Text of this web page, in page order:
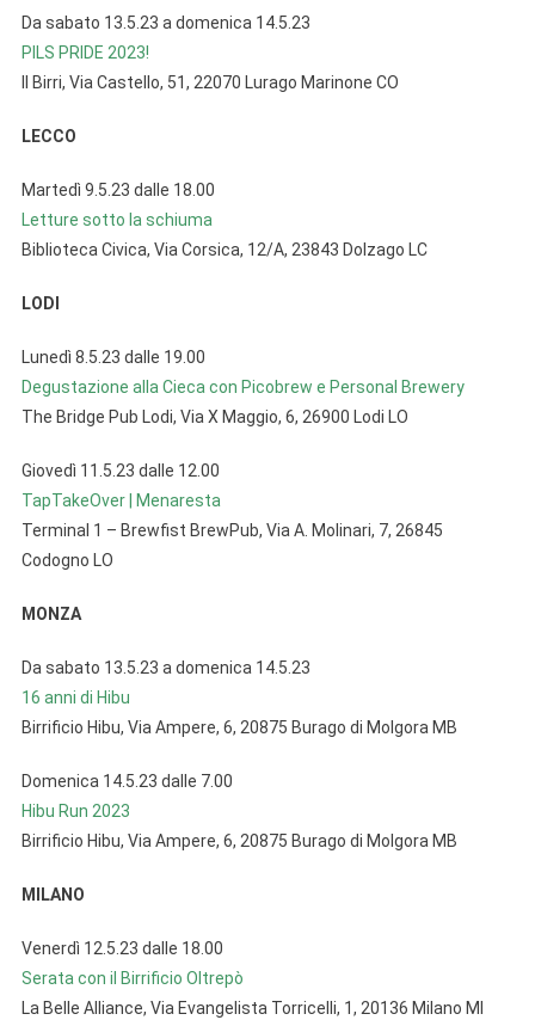
Da sabato 13.5.23 a domenica 14.5.23
PILS PRIDE 2023!
Il Birri, Via Castello, 51, 22070 Lurago Marinone CO
LECCO
Martedì 9.5.23 dalle 18.00
Letture sotto la schiuma
Biblioteca Civica, Via Corsica, 12/A, 23843 Dolzago LC
LODI
Lunedì 8.5.23 dalle 19.00
Degustazione alla Cieca con Picobrew e Personal Brewery
The Bridge Pub Lodi, Via X Maggio, 6, 26900 Lodi LO
Giovedì 11.5.23 dalle 12.00
TapTakeOver | Menaresta
Terminal 1 – Brewfist BrewPub, Via A. Molinari, 7, 26845
Codogno LO
MONZA
Da sabato 13.5.23 a domenica 14.5.23
16 anni di Hibu
Birrificio Hibu, Via Ampere, 6, 20875 Burago di Molgora MB
Domenica 14.5.23 dalle 7.00
Hibu Run 2023
Birrificio Hibu, Via Ampere, 6, 20875 Burago di Molgora MB
MILANO
Venerdì 12.5.23 dalle 18.00
Serata con il Birrificio Oltrepò
La Belle Alliance, Via Evangelista Torricelli, 1, 20136 Milano MI